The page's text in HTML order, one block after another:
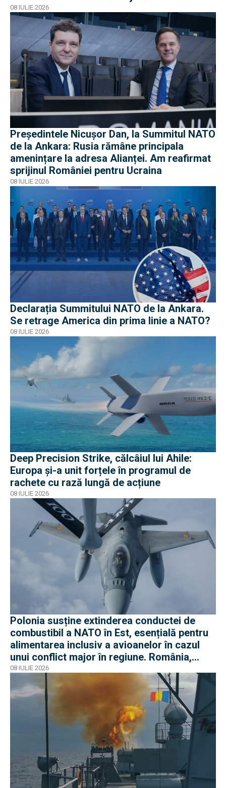
08 IULIE 2026
Președintele Nicușor Dan, la Summitul NATO
de la Ankara: Rusia rămâne principala
amenințare la adresa Alianței. Am reafirmat
sprijinul României pentru Ucraina
08 IULIE 2026
Declarația Summitului NATO de la Ankara.
Se retrage America din prima linie a NATO?
08 IULIE 2026
Deep Precision Strike, călcâiul lui Ahile:
Europa și-a unit forțele în programul de
rachete cu rază lungă de acțiune
08 IULIE 2026
Polonia susține extinderea conductei de
combustibil a NATO în Est, esențială pentru
alimentarea inclusiv a avioanelor în cazul
unui conflict major în regiune. România,
parte a proiectului
08 IULIE 2026